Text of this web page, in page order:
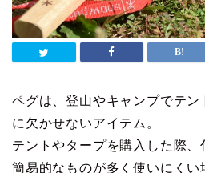
ペグは、登山やキャンプでテン
に欠かせないアイテム。
テントやタープを購入した際、
簡易的なものが多く使いにくい